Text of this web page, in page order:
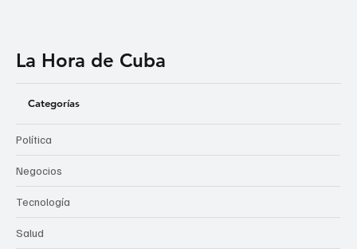
La Hora de Cuba
Categorías
Política
Negocios
Tecnología
Salud